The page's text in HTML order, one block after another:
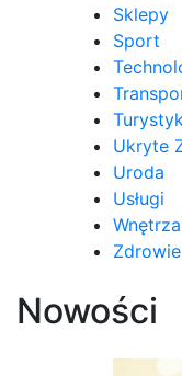
Sklepy
Sport
Ukryte
Uroda
Usługi
Wnętrza
Zdrowie
Nowości